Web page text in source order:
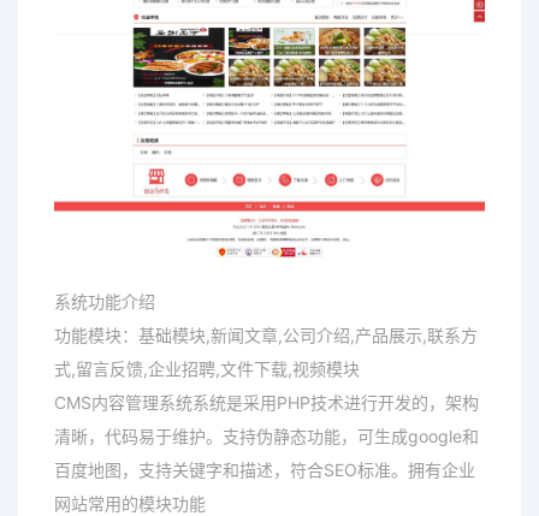
系统功能介绍
功能模块：基础模块,新闻文章,公司介绍,产品展示,联系方
式,留言反馈,企业招聘,文件下载,视频模块
CMS内容管理系统系统是采用PHP技术进行开发的，架构
清晰，代码易于维护。支持伪静态功能，可生成google和
百度地图，支持关键字和描述，符合SEO标准。拥有企业
网站常用的模块功能